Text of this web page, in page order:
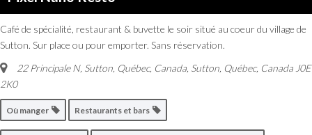
Café de spécialité, restaurant & buvette le soir situé au coeur du village de
Sutton. Sur place ou pour emporter. Sans réservation.
22 Principale N, Sutton, Québec, Canada Sutton, Québec, Canada J0E
2K0
Où manger Restaurants et bars